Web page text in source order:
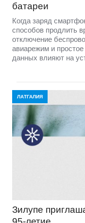
батареи
Когда заряд
способов продлить
отключение
авиарежим и
данных влияют на
ЛАТГАЛИЯ
Зилупе